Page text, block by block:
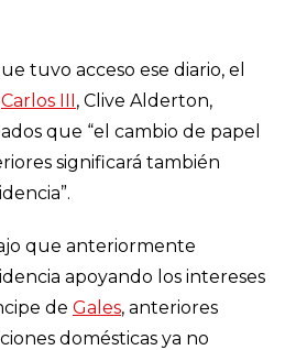
tuvo acceso ese diario, el
Carlos III, Clive Alderton,
que “el cambio de papel
significará también
que anteriormente
apoyando los intereses
de Gales, anteriores
domésticas ya no